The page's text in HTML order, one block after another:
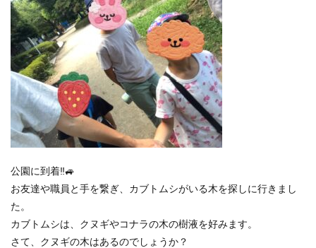
公園に到着‼🚙
お友達や職員と手を繋ぎ、カブトムシがいる木を探しに行きまし
た。
カブトムシは、クヌギやコナラの木の樹液を好みます。
さて、クヌギの木はあるのでしょうか？